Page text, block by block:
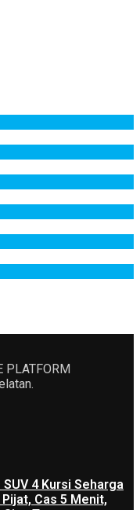
PLATFORM
4 Kursi Seharga
Pijat, Cas 5 Menit,